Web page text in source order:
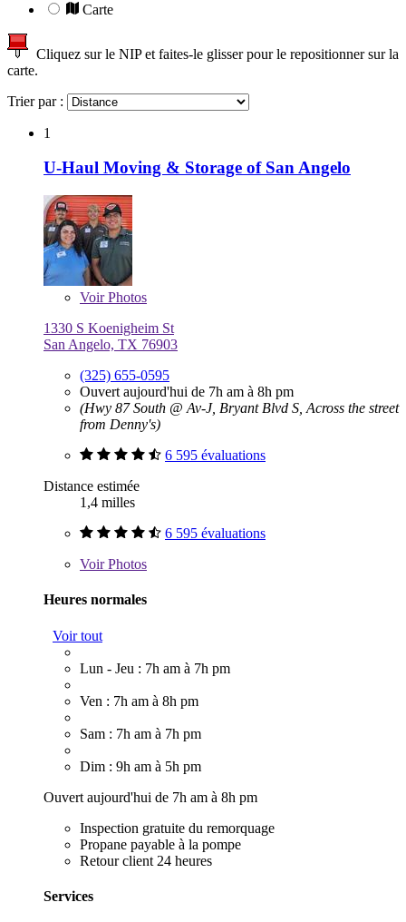
Carte
Cliquez sur le NIP et faites-le glisser pour le repositionner sur la
carte.
Trier par :
1
U-Haul Moving & Storage of San Angelo
VoirPhotos
1330 S Koenigheim St
San Angelo, TX 76903
(325) 655-0595
Ouvert aujourd'hui de 7h am à 8h pm
(Hwy 87 South @ Av-J, Bryant Blvd S, Across the street
from Denny's)
6 595 évaluations
Distance estimée
1,4 milles
6 595 évaluations
VoirPhotos
Heures normales
Voir tout
Lun - Jeu : 7h am à 7h pm
Ven : 7h am à 8h pm
Sam : 7h am à 7h pm
Dim : 9h am à 5h pm
Ouvert aujourd'hui de 7h am à 8h pm
Inspection gratuite du remorquage
Propane payable à la pompe
Retour client 24 heures
Services